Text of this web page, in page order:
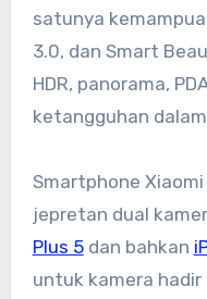
satunya
3.0, dan Smart
HDR, panorama,
ketangguhan
Smartphone Xiaomi
jepretan dual
Plus 5dan bahkan
untuk kamera hadir